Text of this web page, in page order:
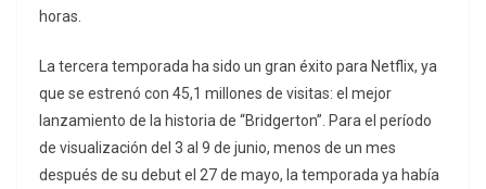
horas.
La tercera temporada ha sido un gran éxito para Netflix, ya
que se estrenó con 45,1 millones de visitas: el mejor
lanzamiento de la historia de “Bridgerton”. Para el período
de visualización del 3 al 9 de junio, menos de un mes
después de su debut el 27 de mayo, la temporada ya había